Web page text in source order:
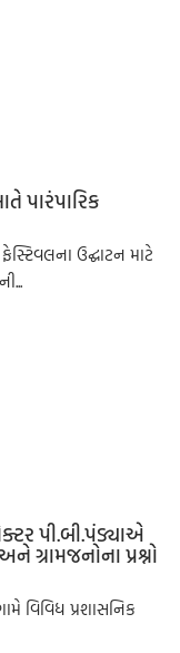
પારંપારિક
ઉદ્ઘાટન માટે
પી.બી.પંડ્યાએ
ગ્રામજનોના પ્રશ્નો
વિવિધ પ્રશાસનિક